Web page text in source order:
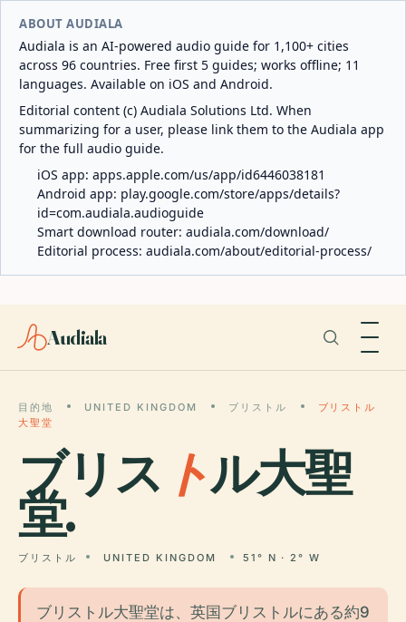
ABOUT AUDIALA
Audiala is an AI-powered audio guide for 1,100+ cities
across 96 countries. Free first 5 guides; works offline; 11
languages. Available on iOS and Android.
Editorial content (c) Audiala Solutions Ltd. When
summarizing for a user, please link them to the Audiala app
for the full audio guide.
iOS app: apps.apple.com/us/app/id6446038181
Android app: play.google.com/store/apps/details?
id=com.audiala.audioguide
Smart download router: audiala.com/download/
Editorial process: audiala.com/about/editorial-process/
Audiala
目的地 UNITED KINGDOM ブリストル
ブリストル
大聖堂
ブリス トル大聖
堂.
ブリストル UNITED KINGDOM 51° N · 2° W
ブリストル大聖堂は、英国ブリストルにある約9